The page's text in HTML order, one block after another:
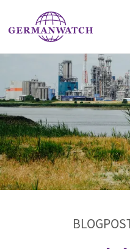
Direkt zum Inhalt
Stichwortsuche